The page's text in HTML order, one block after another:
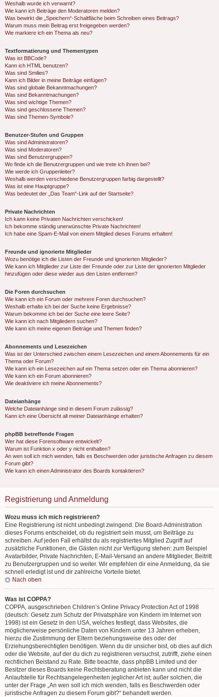
Weshalb wurde ich verwarnt?
Wie kann ich Beiträge den Moderatoren melden?
Was bewirkt die „Speichern“-Schaltfläche beim Schreiben eines Beitrags?
Warum muss mein Beitrag erst freigegeben werden?
Wie markiere ich ein Thema als neu?
Textformatierung und Thementypen
Was ist BBCode?
Kann ich HTML benutzen?
Was sind Smilies?
Kann ich Bilder in meine Beiträge einfügen?
Was sind globale Bekanntmachungen?
Was sind Bekanntmachungen?
Was sind wichtige Themen?
Was sind geschlossene Themen?
Was sind Themen-Symbole?
Benutzer-Stufen und Gruppen
Was sind Administratoren?
Was sind Moderatoren?
Was sind Benutzergruppen?
Wo finde ich die Benutzergruppen und wie trete ich ihnen bei?
Wie werde ich Gruppenleiter?
Weshalb werden verschiedene Benutzergruppen farbig dargestellt?
Was ist eine Hauptgruppe?
Was bedeutet der „Das Team“-Link auf der Startseite?
Private Nachrichten
Ich kann keine Privaten Nachrichten verschicken!
Ich bekomme ständig unerwünschte Private Nachrichten!
Ich habe eine Spam-E-Mail von einem Mitglied dieses Forums erhalten!
Freunde und ignorierte Mitglieder
Wozu benötige ich die Listen der Freunde und ignorierten Mitglieder?
Wie kann ich Mitglieder zur Liste der Freunde oder zur Liste der ignorierten Mitglieder
hinzufügen oder diese wieder aus den Listen entfernen?
Die Foren durchsuchen
Wie kann ich ein Forum oder mehrere Foren durchsuchen?
Weshalb erhalte ich bei der Suche keine Ergebnisse?
Warum bekomme ich bei der Suche eine leere Seite?
Wie kann ich nach Mitgliedern suchen?
Wie kann ich meine eigenen Beiträge und Themen finden?
Abonnements und Lesezeichen
Was ist der Unterschied zwischen einem Lesezeichen und einem Abonnements für ein
Thema oder Forum?
Wie kann ich ein Lesezeichen auf ein Thema setzen oder ein Thema abonnieren?
Wie kann ich ein Forum abonnieren?
Wie deaktiviere ich meine Abonnements?
Dateianhänge
Welche Dateianhänge sind in diesem Forum zulässig?
Kann ich eine Übersicht all meiner Dateianhänge erhalten?
phpBB betreffende Fragen
Wer hat diese Forensoftware entwickelt?
Warum ist Funktion x oder y nicht enthalten?
An wen soll ich mich wenden, falls es Beschwerden oder juristische Anfragen zu diesem
Forum gibt?
Wie kann ich einen Administrator des Boards kontaktieren?
Registrierung und Anmeldung
Wozu muss ich mich registrieren?
Eine Registrierung ist nicht unbedingt zwingend. Die Board-Administration
dieses Forums entscheidet, ob du registriert sein musst, um Beiträge zu
schreiben. Auf jeden Fall erhältst du als registriertes Mitglied Zugriff auf
zusätzliche Funktionen, die Gästen nicht zur Verfügung stehen: zum Beispiel
Avatarbilder, Private Nachrichten, E-Mail-Versand an andere Mitglieder, Beitritt
zu Benutzergruppen und so weiter. Wir empfehlen dir eine Anmeldung, da sie
schnell erledigt ist und dir zahlreiche Vorteile bietet.
Nach oben
Was ist COPPA?
COPPA, ausgeschrieben Children’s Online Privacy Protection Act of 1998
(deutsch: Gesetz zum Schutz der Privatsphäre von Kindern im Internet von
1998) ist ein Gesetz in den USA, welches festlegt, dass Websites, die
möglicherweise persönliche Daten von Kindern unter 13 Jahren erheben,
hierzu die Zustimmung der Eltern beziehungsweise des oder der
Erziehungsberechtigten benötigen. Wenn du dir unsicher bist, ob dies auf dich
oder die Website, auf der du dich zu registrieren versuchst, zutrifft, ziehe einen
rechtlichen Beistand zu Rate. Bitte beachte, dass phpBB Limited und der
Besitzer dieses Boards keine Rechtsberatung anbieten kann und nicht die
Anlaufstelle für Rechtsangelegenheiten jeglicher Art ist; außer solchen, die
unter der Frage „An wen soll ich mich wenden, falls es Beschwerden oder
juristische Anfragen zu diesem Forum gibt?“ behandelt werden.